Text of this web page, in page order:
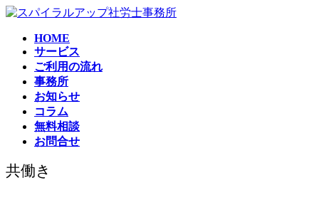
コ
ナ
HOME
サービス
ご利用の流れ
事務所
お知らせ
コラム
無料相談
お問合せ
共働き